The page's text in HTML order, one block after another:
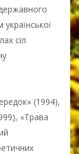
сіл
(1994),
«Трава